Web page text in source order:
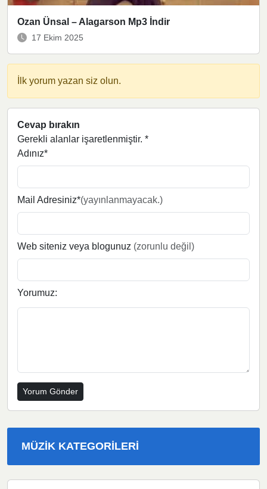
Ozan Ünsal – Alagarson Mp3 İndir
17 Ekim 2025
İlk yorum yazan siz olun.
Cevap bırakın
Gerekli alanlar işaretlenmiştir. *
Adınız*
Mail Adresiniz*(yayınlanmayacak.)
Web siteniz veya blogunuz (zorunlu değil)
Yorumuz:
MÜZIK KATEGORILERI